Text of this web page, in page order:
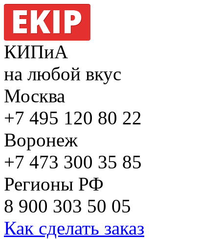
КИПиА
на любой вкус
Москва
+7 495 120 80 22
Воронеж
+7 473 300 35 85
Регионы РФ
8 900 303 50 05
Как сделать заказ